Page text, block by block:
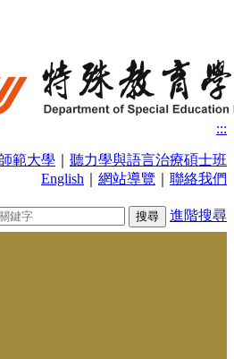
:::
範大學
聽力學與語言治療碩士班
English
網站導覽 聯絡我們
進階搜尋